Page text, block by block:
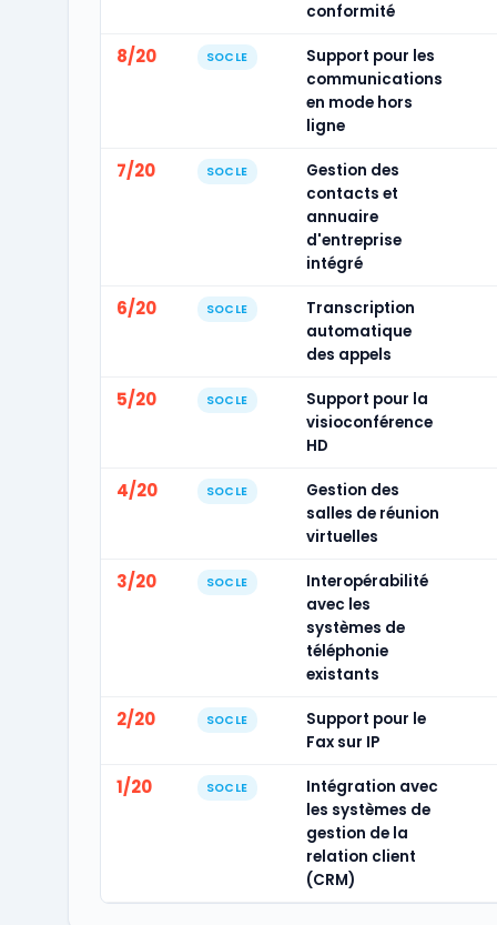
conformité
8/20 SOCLE
Support pour les
communications
en mode hors
ligne
7/20 SOCLE
Gestion des
contacts et
annuaire
d'entreprise
intégré
6/20 SOCLE
Transcription
automatique
des appels
5/20 SOCLE
Support pour la
visioconférence
HD
4/20 SOCLE
Gestion des
salles de réunion
virtuelles
3/20 SOCLE
Interopérabilité
avec les
systèmes de
téléphonie
existants
2/20 SOCLE
Support pour le
Fax sur IP
1/20 SOCLE
Intégration avec
les systèmes de
gestion de la
relation client
(CRM)